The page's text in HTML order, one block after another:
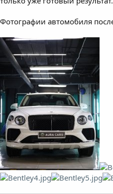
Фотографии автомобиля